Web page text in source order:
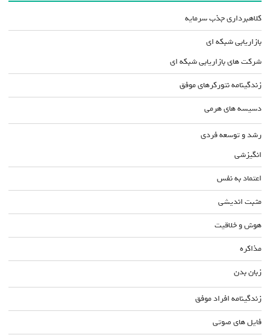
کلاهبرداری جذب سرمایه
بازاریابی شبکه ای
شرکت های بازاریابی شبکه ای
زندگینامه نتورکرهای موفق
دسیسه های هرمی
رشد و توسعه فردی
انگیزشی
اعتماد به نفس
مثبت اندیشی
هوش و خلاقیت
مذاکره
زبان بدن
زندگینامه افراد موفق
فایل های صوتی